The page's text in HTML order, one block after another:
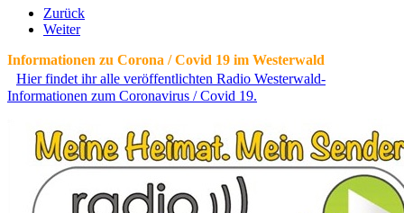
Zurück
Weiter
Informationen zu Corona / Covid 19 im Westerwald
Hier findet ihr alle veröffentlichten Radio Westerwald-
Informationen zum Coronavirus / Covid 19.